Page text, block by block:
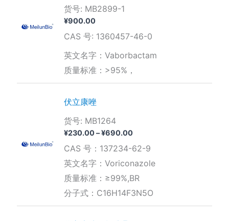
货号: MB2899-1
¥900.00
CAS 号: 1360457-46-0
英文名字：Vaborbactam
质量标准：>95%，
伏立康唑
货号: MB1264
¥230.00–¥690.00价
范
围：
¥230.00
至
CAS 号：137234-62-9
英文名字：Voriconazole
质量标准：≥99%,BR
分子式：C16H14F3N5O